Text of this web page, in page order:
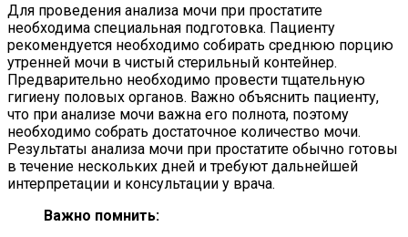
Для проведения анализа мочи при простатите
необходима специальная подготовка. Пациенту
рекомендуется необходимо собирать среднюю порцию
утренней мочи в чистый стерильный контейнер.
Предварительно необходимо провести тщательную
гигиену половых органов. Важно объяснить пациенту,
что при анализе мочи важна его полнота, поэтому
необходимо собрать достаточное количество мочи.
Результаты анализа мочи при простатите обычно готовы
в течение нескольких дней и требуют дальнейшей
интерпретации и консультации у врача.
Важно помнить: